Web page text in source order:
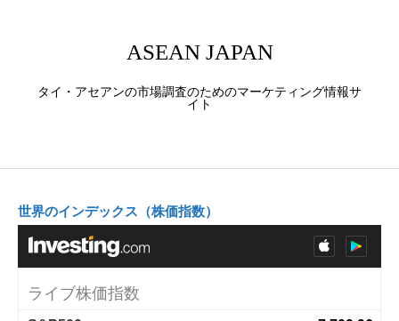
ASEAN JAPAN
タイ・アセアンの市場調査のためのマーケティング情報サ
イト
世界のインデックス（株価指数）